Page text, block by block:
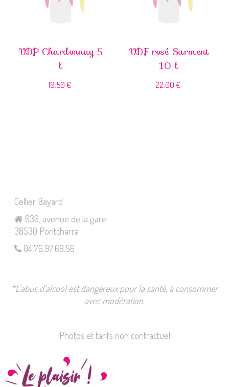
VDP Chardonnay 5
l
19.50€
VDF rosé Sarment
10 l
22.00 €
Cellier Bayard
636, avenue de la gare
38530 Pontcharra
04.76.97.69.56
*L’abus d’alcool est dangereux pour la santé, à consommer
avec modération.
Photos et tarifs non contractuel